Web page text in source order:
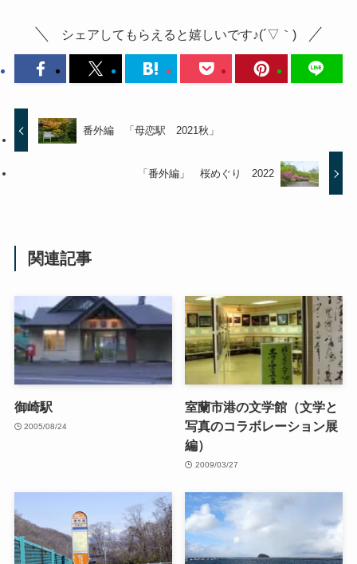
シェアしてもらえると嬉しいです♪(´▽｀)
番外編 「母恋駅 2021秋」
「番外編」 桜めぐり 2022
関連記事
御崎駅
2005/08/24
室蘭市港の文学館（文学と
写真のコラボレーション展
編）
2009/03/27